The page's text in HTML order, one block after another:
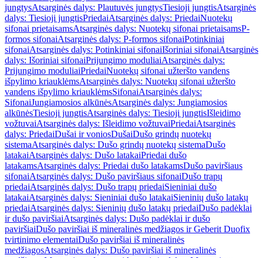
jungtysAtsarginės dalys: Plautuvės jungtysTiesioji jungtisAtsarginės
dalys: Tiesioji jungtisPriedaiAtsarginės dalys: PriedaiNuotekų
sifonai prietaisamsAtsarginės dalys: Nuotekų sifonai prietaisamsP-
formos sifonaiAtsarginės dalys: P-formos sifonaiPotinkiniai
sifonaiAtsarginės dalys: Potinkiniai sifonaiIšoriniai sifonaiAtsarginės
dalys: Išoriniai sifonaiPrijungimo moduliaiAtsarginės dalys:
Prijungimo moduliaiPriedaiNuotekų sifonai užteršto vandens
išpylimo kriauklėmsAtsarginės dalys: Nuotekų sifonai užteršto
vandens išpylimo kriauklėmsSifonaiAtsarginės dalys:
SifonaiJungiamosios alkūnėsAtsarginės dalys: Jungiamosios
alkūnėsTiesioji jungtisAtsarginės dalys: Tiesioji jungtisIšleidimo
vožtuvaiAtsarginės dalys: Išleidimo vožtuvaiPriedaiAtsarginės
dalys: PriedaiDušai ir voniosDušaiDušo grindų nuotekų
sistemaAtsarginės dalys: Dušo grindų nuotekų sistemaDušo
latakaiAtsarginės dalys: Dušo latakaiPriedai dušo
latakamsAtsarginės dalys: Priedai dušo latakamsDušo paviršiaus
sifonaiAtsarginės dalys: Dušo paviršiaus sifonaiDušo trapų
priedaiAtsarginės dalys: Dušo trapų priedaiSieniniai dušo
latakaiAtsarginės dalys: Sieniniai dušo latakaiSieninių dušo latakų
priedaiAtsarginės dalys: Sieninių dušo latakų priedaiDušo padėklai
ir dušo paviršiaiAtsarginės dalys: Dušo padėklai ir dušo
paviršiaiDušo paviršiai iš mineralinės medžiagos ir Geberit Duofix
tvirtinimo elementaiDušo paviršiai iš mineralinės
medžiagosAtsarginės dalys: Dušo paviršiai iš mineralinės